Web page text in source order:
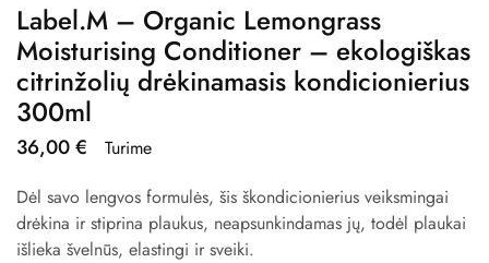
Label.M – Organic Lemongrass
Moisturising Conditioner – ekologiškas
citrinžolių drėkinamasis kondicionierius
300ml
36,00€
Turime
Dėl savo lengvos formulės, šis škondicionierius veiksmingai
drėkina ir stiprina plaukus, neapsunkindamas jų, todėl plaukai
išlieka švelnūs, elastingi ir sveiki.